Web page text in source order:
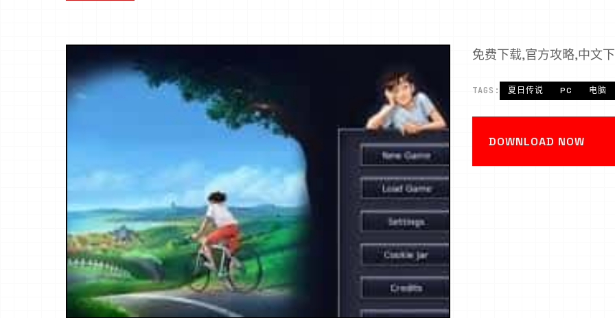
免费下载,官方攻略,中文
TAGS: 夏日传说 PC 电脑
DOWNLOAD NOW